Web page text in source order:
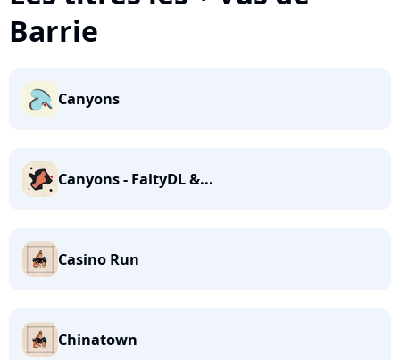
Barrie
Canyons
Canyons - FaltyDL &...
Casino Run
Chinatown